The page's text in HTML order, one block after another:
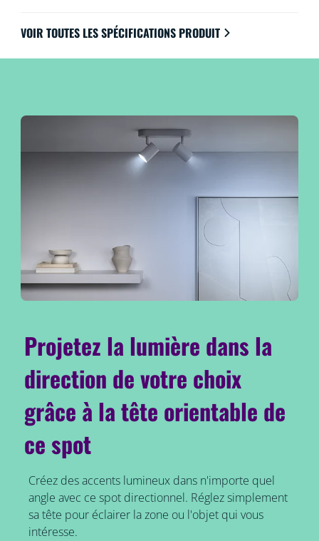
VOIR TOUTES LES SPÉCIFICATIONS PRODUIT
Projetez la lumière dans la
direction de votre choix
grâce à la tête orientable de
ce spot
Créez des accents lumineux dans n'importe quel
angle avec ce spot directionnel. Réglez simplement
sa tête pour éclairer la zone ou l'objet qui vous
intéresse.